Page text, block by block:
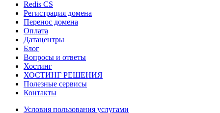
Redis CS
Регистрация домена
Перенос домена
Оплата
Датацентры
Блог
Вопросы и ответы
Хостинг
ХОСТИНГ РЕШЕНИЯ
Полезные сервисы
Контакты
Условия пользования услугами